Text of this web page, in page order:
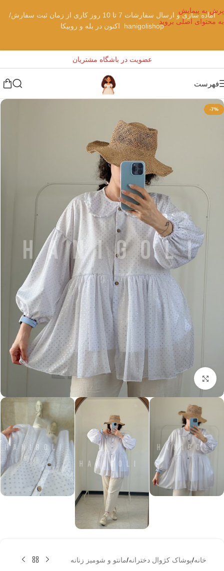
پرش به پیمایش
به محتوای اصلی بروید
آماده سازی و ارسال سفارشات 7 تا 10 روز کاری از زمان ثبت سفارش/
hanigolishop اکنون در بله و روبیکا
عضویت در باشگاه مشتریان
فهرست
-7%
بزرگنمایی تصویر
خانه/پوشاک کژوال دخترانه/مانتو و شومیز زنانه